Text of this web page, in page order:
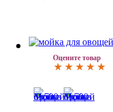
Оцените товар